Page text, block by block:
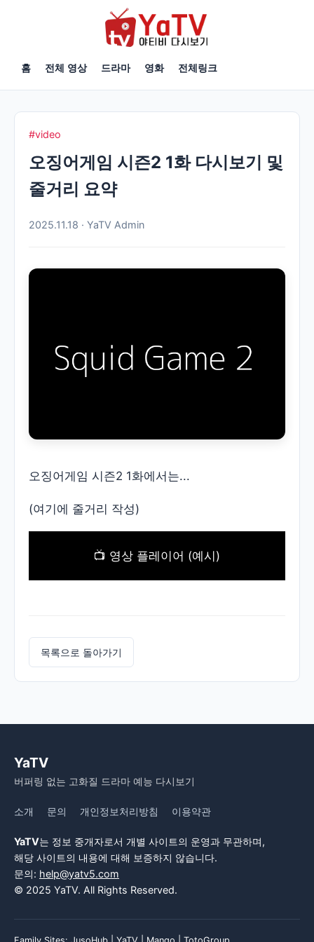
홈 전체 영상 드라마 영화 전체링크
#video
오징어게임 시즌2 1화 다시보기 및
줄거리 요약
2025.11.18 · YaTV Admin
오징어게임 시즌2 1화에서는...
(여기에 줄거리 작성)
📺 영상 플레이어 (예시)
목록으로 돌아가기
YaTV
버퍼링 없는 고화질 드라마 예능 다시보기
소개 문의 개인정보처리방침 이용약관
YaTV는 정보 중개자로서 개별 사이트의 운영과 무관하며,
해당 사이트의 내용에 대해 보증하지 않습니다.
문의: help@yatv5.com
© 2025 YaTV. All Rights Reserved.
Family Sites: JusoHub YaTV Mango TotoGroup